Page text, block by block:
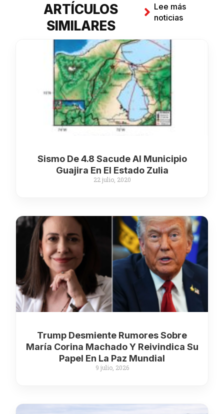
ARTÍCULOS
SIMILARES
Lee más
noticias
Sismo De 4.8 Sacude Al Municipio
Guajira En El Estado Zulia
22 julio, 2020
Trump Desmiente Rumores Sobre
María Corina Machado Y Reivindica Su
Papel En La Paz Mundial
9 julio, 2026